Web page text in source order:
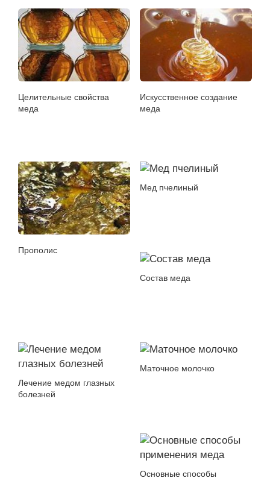
Целительные свойства
меда
Искусственное создание
меда
Прополис
Мед пчелиный
Состав меда
Лечение медом глазных
болезней
Маточное молочко
Основные способы